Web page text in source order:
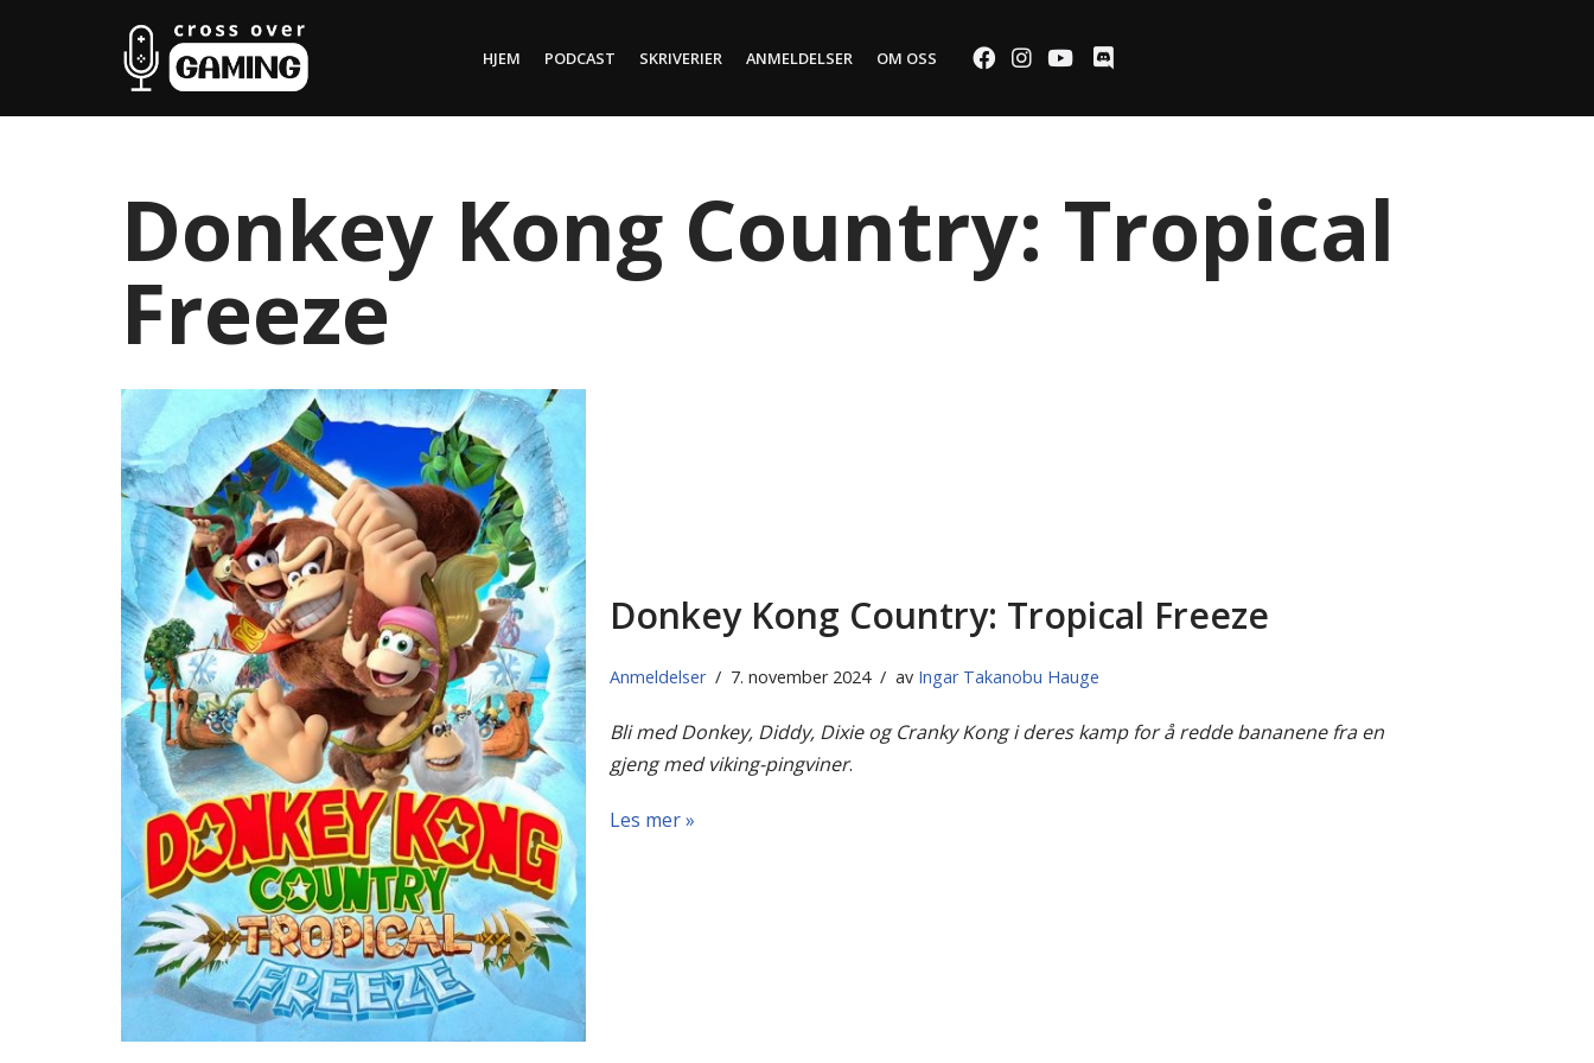
HJEM PODCAST SKRIVERIER ANMELDELSER OM OSS
Donkey Kong Country: Tropical
Freeze
Donkey Kong Country: Tropical Freeze
Anmeldelser 7. november 2024 av Ingar Takanobu Hauge
Bli med Donkey, Diddy, Dixie og Cranky Kong i deres kamp for å redde bananene fra en
gjeng med viking-pingviner.
Les mer »